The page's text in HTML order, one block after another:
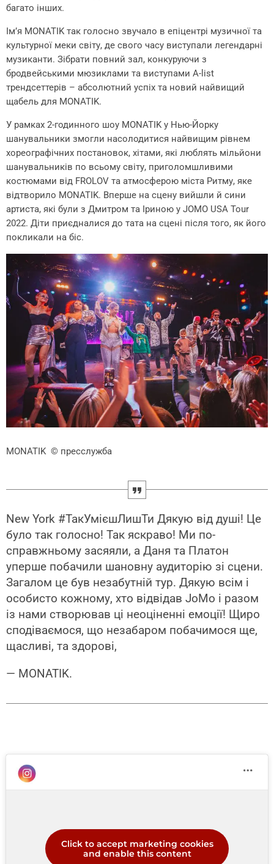
багато інших.
Ім’я MONATIK так голосно звучало в епіцентрі музичної та
культурної меки світу, де свого часу виступали легендарні
музиканти. Зібрати повний зал, конкуруючи з
бродвейськими мюзиклами та виступами А-list
трендсеттерів – абсолютний успіх та новий найвищий
щабель для MONATIK.
У рамках 2-годинного шоу MONATIK у Нью-Йорку
шанувальники змогли насолодитися найвищим рівнем
хореографічних постановок, хітами, які люблять мільйони
шанувальників по всьому світу, приголомшливими
костюмами від FROLOV та атмосферою міста Ритму, яке
відтворило MONATIK. Вперше на сцену вийшли й сини
артиста, які були з Дмитром та Іриною у JOMO USA Tour
2022. Діти приєдналися до тата на сцені після того, як його
покликали на біс.
MONATIK © пресслужба
New York #ТакУмієшЛишТи Дякую від душі! Це
було так голосно! Так яскраво! Ми по-
справжньому засяяли, а Даня та Платон
уперше побачили шановну аудиторію зі сцени.
Загалом це був незабутній тур. Дякую всім і
особисто кожному, хто відвідав JoMo і разом
із нами створював ці неоціненні емоції! Щиро
сподіваємося, що незабаром побачимося ще,
щасливі, та здорові,
— MONATIK.
Click to accept marketing cookies
and enable this content